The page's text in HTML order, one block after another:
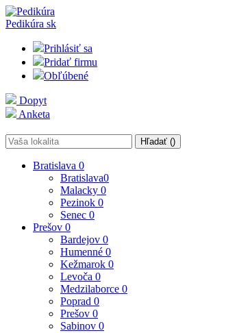
Pedikúra sk
Prihlásiť sa
Pridať firmu
Obľúbené
Dopyt
Anketa
Hľadať ()
Bratislava 0
Bratislava0
Malacky 0
Pezinok 0
Senec 0
Prešov 0
Bardejov 0
Humenné 0
Kežmarok 0
Levoča 0
Medzilaborce 0
Poprad 0
Prešov 0
Sabinov 0